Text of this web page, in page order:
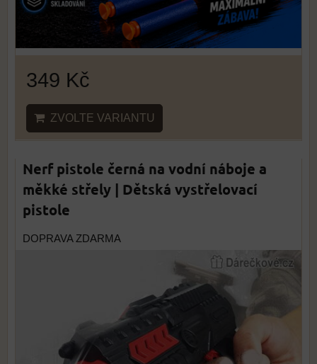
349 Kč
ZVOLTE VARIANTU
Nerf pistole černá na vodní náboje a
měkké střely | Dětská vystřelovací
pistole
DOPRAVA ZDARMA